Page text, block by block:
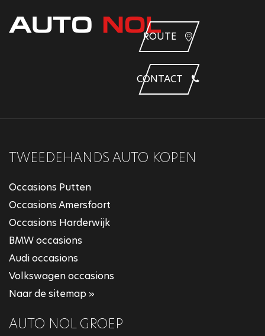
ROUTE
CONTACT
TWEEDEHANDS AUTO KOPEN
Occasions Putten
Occasions Amersfoort
Occasions Harderwijk
BMW occasions
Audi occasions
Volkswagen occasions
Naar de sitemap »
AUTO NOL GROEP